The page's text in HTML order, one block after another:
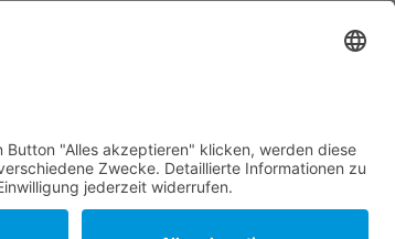
IMPRESSUM DATENSCHUTZHINWEISE